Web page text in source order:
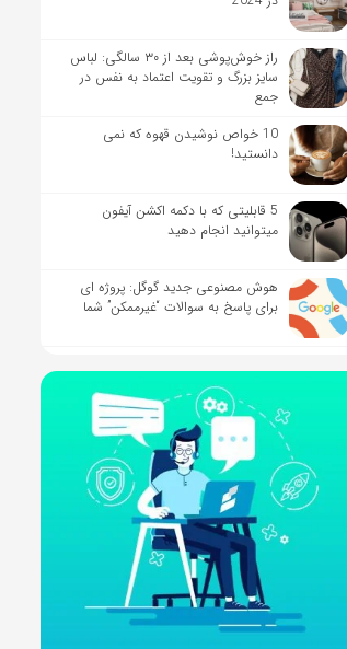
راز خوش‌پوشی بعد از ۳۰ سالگی: لباس
سایز بزرگ و تقویت اعتماد به نفس در
جمع
10 خواص نوشیدن قهوه که نمی
دانستید!
5 قابلیتی که با دکمه اکشن آیفون
میتوانید انجام دهید
هوش مصنوعی جدید گوگل: پروژه ای
برای پاسخ به سوالات “غیرممکن” شما